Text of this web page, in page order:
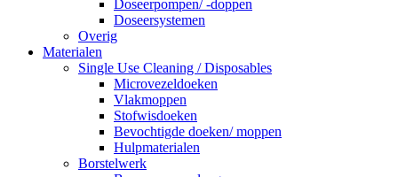
Doseerpompen/ -doppen
Doseersystemen
Overig
Materialen
Single Use Cleaning / Disposables
Microvezeldoeken
Vlakmoppen
Stofwisdoeken
Bevochtigde doeken/ moppen
Hulpmaterialen
Borstelwerk